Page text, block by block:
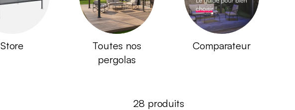
Store
Toutes nos
pergolas
Comparateur
28 produits